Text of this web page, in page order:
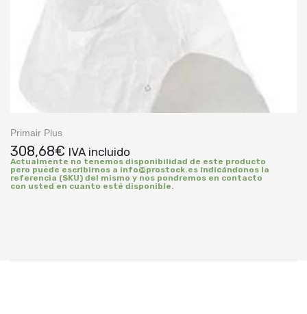
Primair Plus
308,68€ IVA incluido
Actualmente no tenemos disponibilidad de este producto
pero puede escribirnos a info@prostock.es indicándonos la
referencia (SKU) del mismo y nos pondremos en contacto
con usted en cuanto esté disponible.